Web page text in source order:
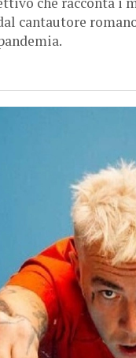
cantautore